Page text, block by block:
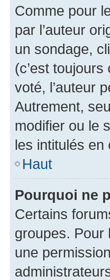
Comme pour
par l’auteur
un sondage,
(c’est
voté, l’auteur
Autrement,
modifier ou le
les intitulés
Haut
Pourquoi ne
Certains
groupes. Pour
une